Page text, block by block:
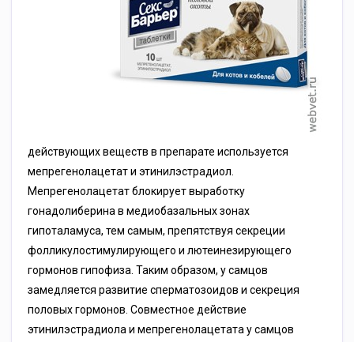
действующих веществ в препарате используется
мепрегенолацетат и этинилэстрадиол.
Мепрегенолацетат блокирует выработку
гонадолиберина в медиобазальных зонах
гипоталамуса, тем самым, препятствуя секреции
фолликулостимулирующего и лютеинезирующего
гормонов гипофиза. Таким образом, у самцов
замедляется развитие сперматозоидов и секреция
половых гормонов. Совместное действие
этинилэстрадиола и мепрегенолацетата у самцов